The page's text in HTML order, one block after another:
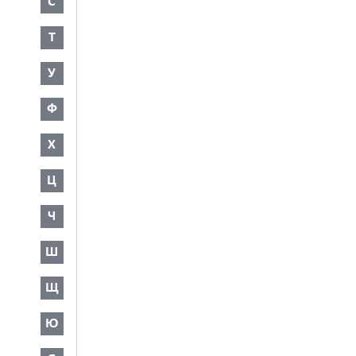
Т
У
Ф
Х
Ц
Ч
Ш
Щ
Ю